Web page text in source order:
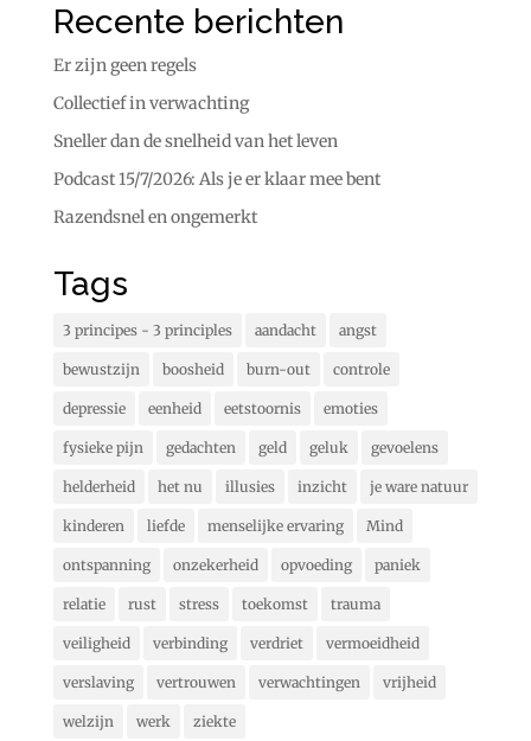
Recente berichten
Er zijn geen regels
Collectief in verwachting
Sneller dan de snelheid van het leven
Podcast 15/7/2026: Als je er klaar mee bent
Razendsnel en ongemerkt
Tags
3 principes - 3 principles aandacht angst
bewustzijn boosheid burn-out controle
depressie eenheid eetstoornis emoties
fysieke pijn gedachten geld geluk gevoelens
helderheid het nu illusies inzicht je ware natuur
kinderen liefde menselijke ervaring Mind
ontspanning onzekerheid opvoeding paniek
relatie rust stress toekomst trauma
veiligheid verbinding verdriet vermoeidheid
verslaving vertrouwen verwachtingen vrijheid
welzijn werk ziekte